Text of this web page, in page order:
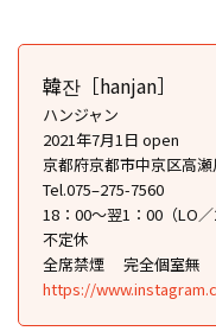
韓잔［hanjan］
ハンジャン
2021年7月1日 open
京都府京都市中京区高
Tel.075–275-7560
18：00～翌1：00（LO／
不定休
全席禁煙
完全個室無
https://